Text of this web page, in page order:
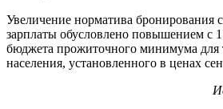
Увеличение норматива бронирования
зарплаты обусловлено повышением с 1
бюджета прожиточного минимума для
населения, установленного в ценах